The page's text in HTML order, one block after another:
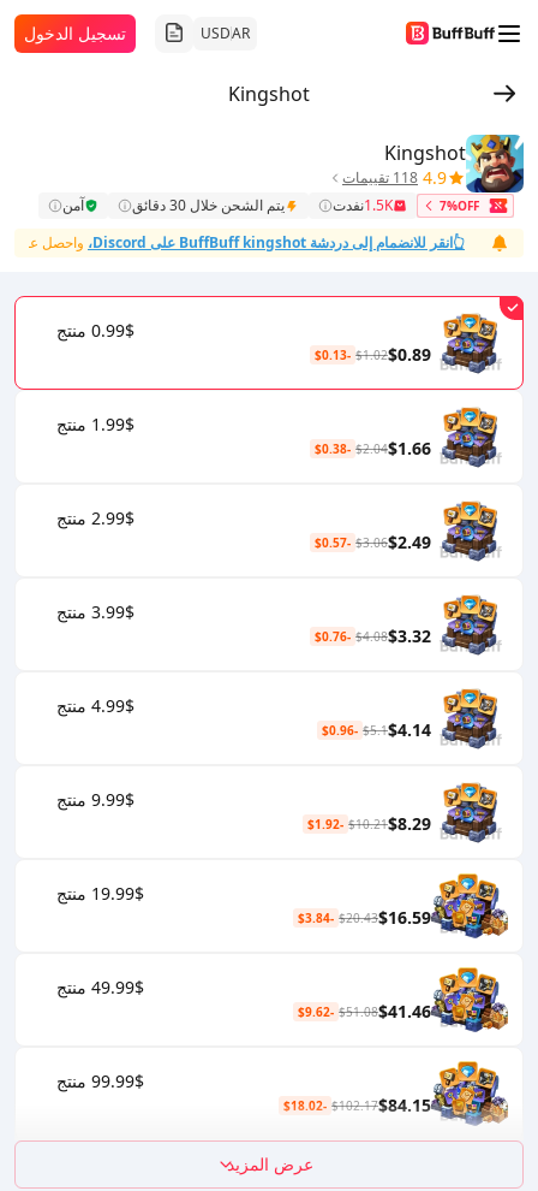
AR
USD تسجيل الدخول
Kingshot
Kingshot
4.9 118 تقييمات
7%OFF
1.5Kنفدت يتم الشحن خلال 30 دقائق
آمن
👆انقر للانضمام إلى دردشة BuffBuff kingshot على Discord،
واحصل على دعم
0.99$ منتج
$0.89
$1.02
-$0.13
1.99$ منتج
$1.66
$2.04
-$0.38
2.99$ منتج
$2.49
$3.06
-$0.57
3.99$ منتج
$3.32
$4.08
-$0.76
4.99$ منتج
$4.14
$5.1
-$0.96
9.99$ منتج
$8.29
$10.21
-$1.92
19.99$ منتج
$16.59
$20.43
-$3.84
49.99$ منتج
$41.46
$51.08
-$9.62
99.99$ منتج
$84.15
$102.17
-$18.02
عرض المزيد